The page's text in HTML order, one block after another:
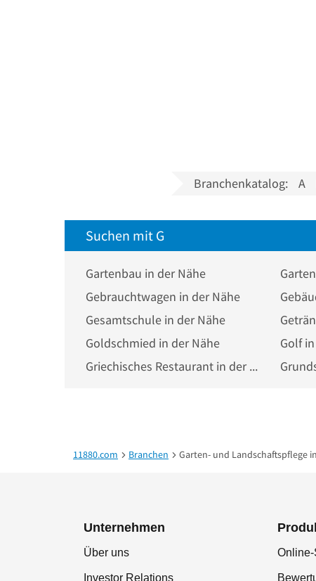
Branchenkatalog: A
Suchen mit G
Gartenbau in der Nähe
Gebrauchtwagen in der Nähe
Gesamtschule in der Nähe
Goldschmied in der Nähe
Golf
Griechisches Restaurant in der Nähe
11880.com Branchen Garten- und Landschaftspflege
Unternehmen
Über uns
Investor Relations